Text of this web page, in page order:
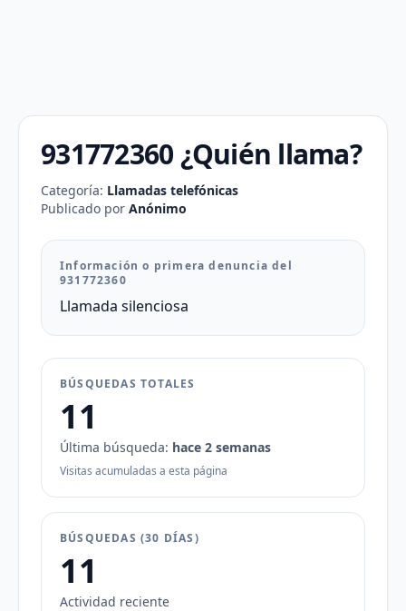
931772360 ¿Quién llama?
Categoría: Llamadas telefónicas
Publicado por Anónimo
Información o primera denuncia del
931772360
Llamada silenciosa
BÚSQUEDAS TOTALES
11
Última búsqueda: hace 2 semanas
Visitas acumuladas a esta página
BÚSQUEDAS (30 DÍAS)
11
Actividad reciente